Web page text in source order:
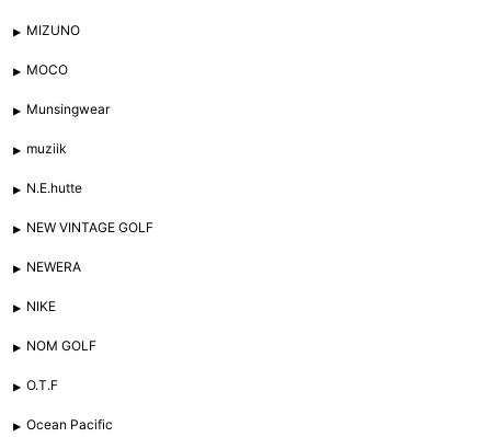
MIZUNO
MOCO
Munsingwear
muziik
N.E.hutte
NEW VINTAGE GOLF
NEWERA
NIKE
NOM GOLF
O.T.F
Ocean Pacific